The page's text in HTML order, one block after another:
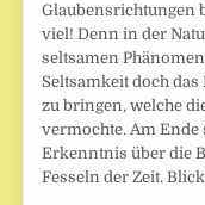
Glaubensrichtungen
viel! Denn in der
seltsamen
Seltsamkeit doch
zu bringen, welche
vermochte. Am Ende
Erkenntnis über die
Fesseln der Zeit.